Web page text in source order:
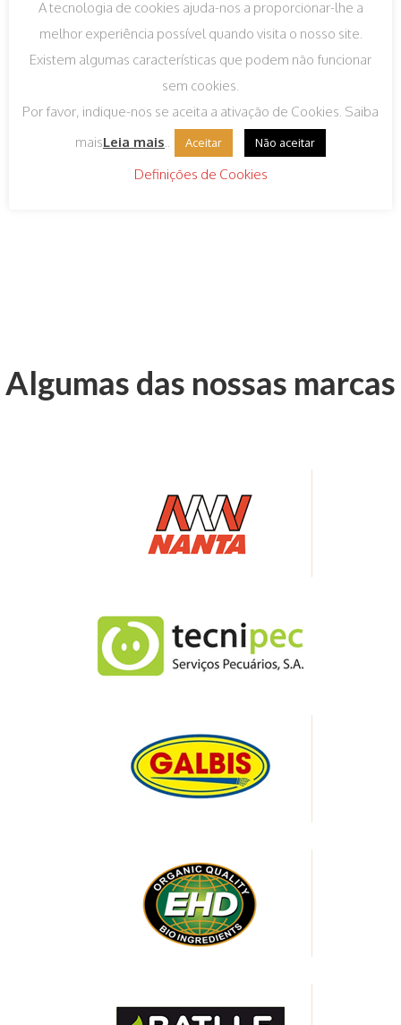
€8,35 IVA incluído
Papa Tropical 250g
€1,50 IVA incluído
Algumas das nossas marcas
A tecnologia de cookies ajuda-nos a proporcionar-lhe a
melhor experiência possível quando visita o nosso site.
Existem algumas características que podem não funcionar
sem cookies.
Por favor, indique-nos se aceita a ativação de Cookies. Saiba
maisLeia mais.. Aceitar Não aceitar
Definições de Cookies